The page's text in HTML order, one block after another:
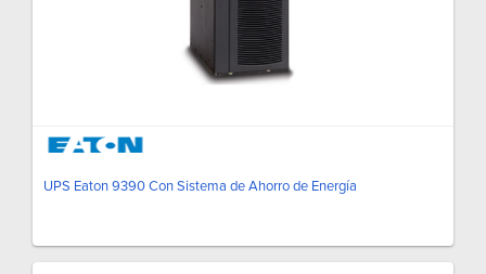
UPS Eaton 9390 Con Sistema de Ahorro de Energía